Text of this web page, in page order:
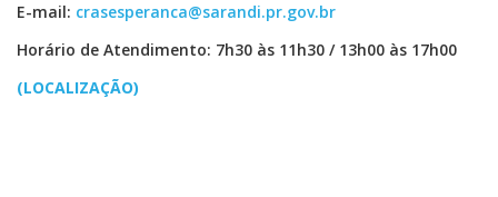
E-mail: crasesperanca@sarandi.pr.gov.br
Horário de Atendimento: 7h30 às 11h30 / 13h00 às 17h00
(LOCALIZAÇÃO)